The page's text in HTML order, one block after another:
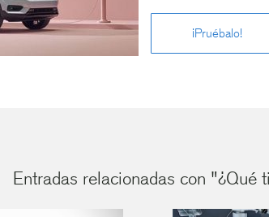
¡Pruébalo!
Entradas relacionadas con "¿Qué